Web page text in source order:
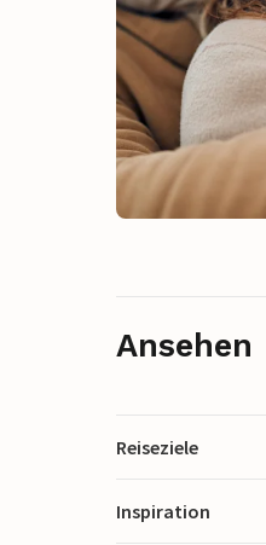
Ansehen
Reiseziele
Inspiration